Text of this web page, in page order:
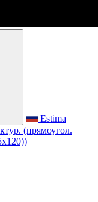
Estima
(прямоугол.